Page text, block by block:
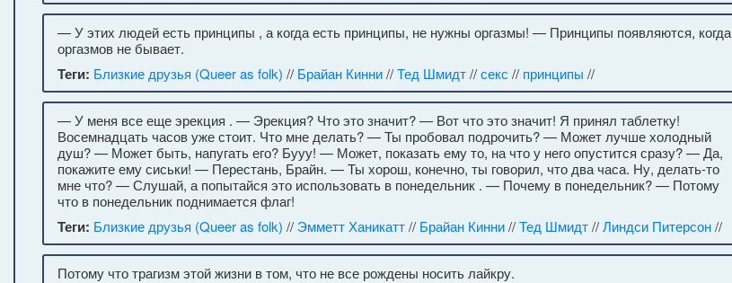
— У этих людей есть принципы , а когда есть принципы, не нужны оргазмы! — Принципы появляются, когда
оргазмов не бывает.
Теги: Близкие друзья (Queer as folk) // Брайан Кинни//Тед Шмидт//секс // принципы //
— У меня все еще эрекция . — Эрекция? Что это значит? — Вот что это значит! Я принял таблетку!
Восемнадцать часов уже стоит. Что мне делать? — Ты пробовал подрочить? — Может лучше холодный
душ? — Может быть, напугать его? Бууу! — Может, показать ему то, на что у него опустится сразу? — Да,
покажите ему сиськи! — Перестань, Брайн. — Ты хорош, конечно, ты говорил, что два часа. Ну, делать-то
мне что? — Слушай, а попытайся это использовать в понедельник . — Почему в понедельник? — Потому
что в понедельник поднимается флаг!
Теги: Близкие друзья (Queer as folk) // Эмметт Ханикатт// Брайан Кинни//Тед Шмидт//Линдси Питерсон//
Потому что трагизм этой жизни в том, что не все рождены носить лайкру.